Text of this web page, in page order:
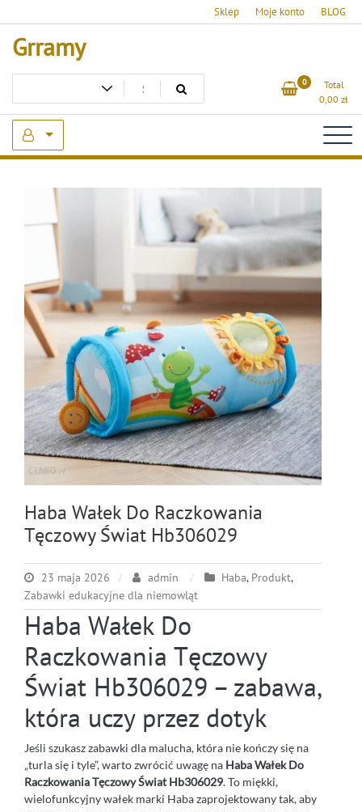
to
content
Sklep Moje konto BLOG
Grramy
0
Total
0,00 zł
Haba Wałek Do Raczkowania
Tęczowy Świat Hb306029
23 maja 2026 admin Haba, Produkt,
Zabawki edukacyjne dla niemowląt
Haba Wałek Do
Raczkowania Tęczowy
Świat Hb306029 – zabawa,
która uczy przez dotyk
Jeśli szukasz zabawki dla malucha, która nie kończy się na
„turla się i tyle”, warto zwrócić uwagę na Haba Wałek Do
Raczkowania Tęczowy Świat Hb306029. To miękki,
wielofunkcyjny wałek marki Haba zaprojektowany tak, aby